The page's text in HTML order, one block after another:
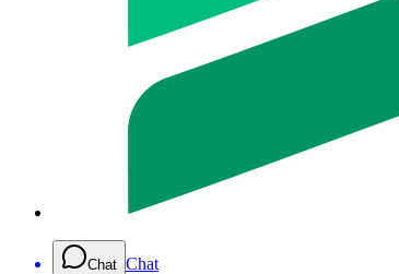
Chat Chat